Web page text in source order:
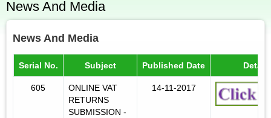
News And Media
News And Media
Serial No. Subject Published Date Details
605
ONLINE VAT
RETURNS
SUBMISSION -
14-11-2017